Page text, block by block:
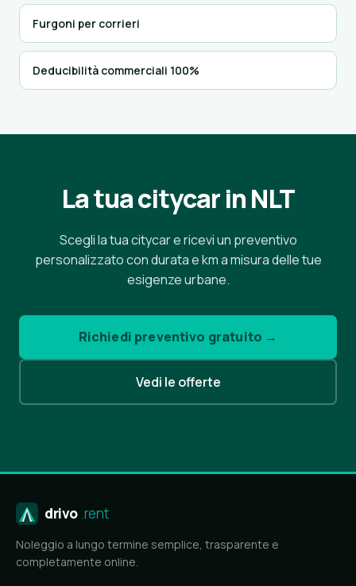
Furgoni per corrieri
Deducibilità commerciali 100%
La tua citycar in NLT
Scegli la tua citycar e ricevi un preventivo
personalizzato con durata e km a misura delle tue
esigenze urbane.
Richiedi preventivo gratuito →
Vedi le offerte
drivo .rent
Noleggio a lungo termine semplice, trasparente e
completamente online.